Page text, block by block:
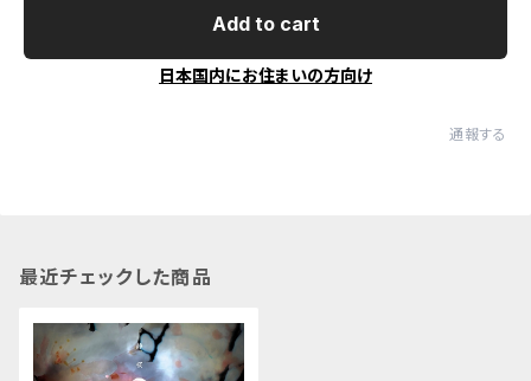
Add to cart
日本国内にお住まいの方向け
通報する
最近チェックした商品